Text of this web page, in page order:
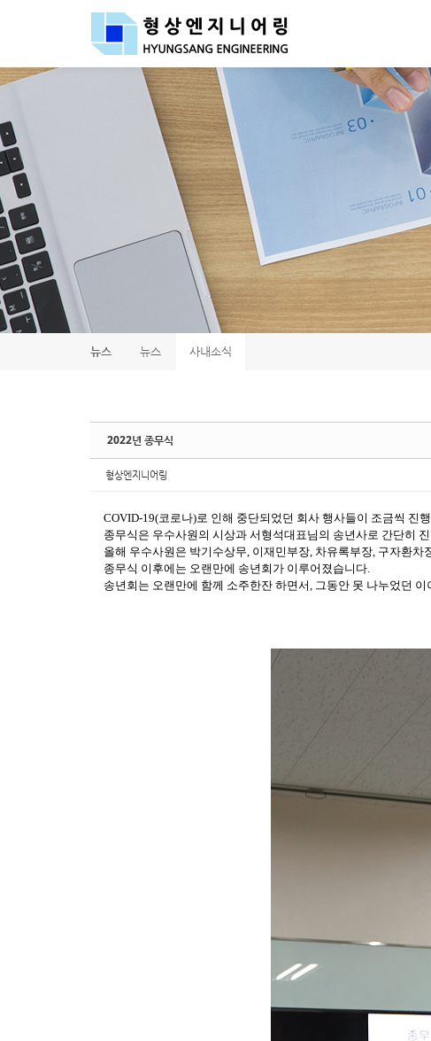
뉴스 뉴스 사내소식
2022년 종무식
형상엔지니어링
COVID-19(코로나)로 인해 중단되었던 회사 행사들이 조금씩 진
종무식은 우수사원의 시상과 서형석대표님의 송년사로 간단히
올해 우수사원은 박기수상무, 이재민부장, 차유록부장, 구자환
종무식 이후에는 오랜만에 송년회가 이루어졌습니다.
송년회는 오랜만에 함께 소주한잔 하면서, 그동안 못 나누었던